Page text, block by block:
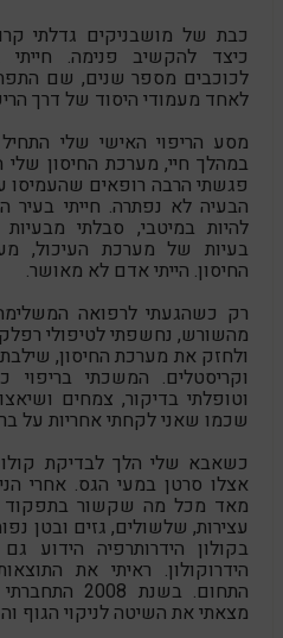
כבת של מושבניקים גדלתי
כיצד להקשיב פנימה.
לכוכבים מספר שנים, שם
לאחד מעמודי היסוד של דרך
מסע הריפוי האישי שלי
במהלך חיי, מערכת החיסון שלי
פגשתי הרבה רופאים שהעמיסו
הבעיה לא נפתרה. חייתי בעיר
להיות במיטבי, סבלתי
בעיות של מערכת העיכול,
החיסון. הייתי אדם לא מאושר.
רק כשהגעתי לרפואה
מהשורש, נחשפתי לטיפולי
ולחזק את מערכת החיסון,
וקריסטלים. המשכתי בריפוי
וטופלתי בדיקור, צמחים
שכמו שאני לקחתי אחריות על
כשאבא שלי הלך לבדיקת
אצלו סרטן במעי הגס. אחרי
מאד מכל מה שקשור בתפקוד
עצירות, שלשולים, גזים ובטן
בקולון הידרותרפיה הידוע
הידרוקולון. ראיתי את
התחום. בשנת
מצאתי את השיטה לניקוי הגוף